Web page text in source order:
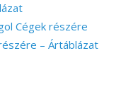
Cégek részére
– Ártáblázat